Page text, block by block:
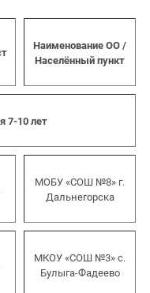
Наименование ОО /
Населённый пункт
7-10 лет
МОБУ «СОШ №8» г.
Дальнегорска
МКОУ «СОШ №3» с.
Булыга-Фадеево